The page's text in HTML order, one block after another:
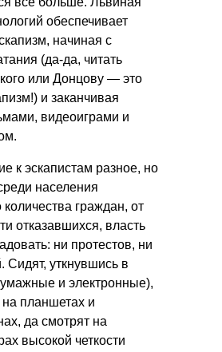
обеспечивает
начиная с
(да-да, читать
или Донцову — это
и заканчивая
видеоиграми и
к эскапистам разное, но
населения
граждан, от
отказавшихся, власть
ни протестов, ни
Сидят, уткнувшись в
и электронные),
на планшетах и
да смотрят на
высокой четкости